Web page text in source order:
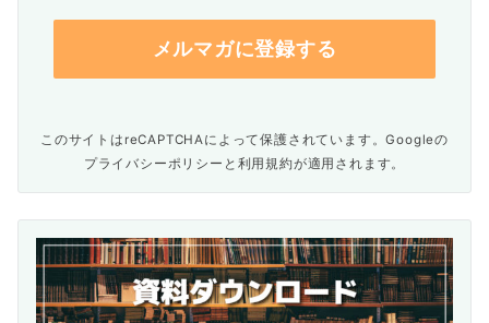
このサイトはreCAPTCHAによって保護されています。Googleの
プライバシーポリシー と 利用規約が適用されます。